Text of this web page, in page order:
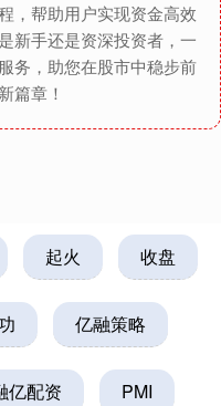
，帮助用户实现资金高效
新手还是资深投资者，一
务，助您在股市中稳步前
篇章！
起火 收盘
亿融策略
亿配资 PMI